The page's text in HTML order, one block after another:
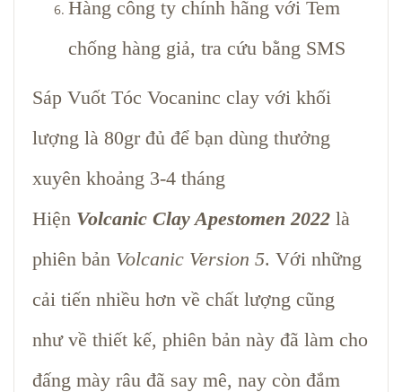
Hàng công ty chính hãng với Tem
chống hàng giả, tra cứu bằng SMS
Sáp Vuốt Tóc Vocaninc clay với khối
lượng là 80gr đủ để bạn dùng thưởng
xuyên khoảng 3-4 tháng
Hiện Volcanic Clay Apestomen 2022 là
phiên bản Volcanic Version 5. Với những
cải tiến nhiều hơn về chất lượng cũng
như về thiết kế, phiên bản này đã làm cho
đấng mày râu đã say mê, nay còn đắm